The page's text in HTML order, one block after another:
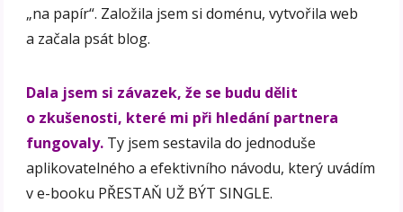
„na papír“. Založila jsem si doménu, vytvořila web
a začala psát blog.
Dala jsem si závazek, že se budu dělit
o zkušenosti, které mi při hledání partnera
fungovaly. Ty jsem sestavila do jednoduše
aplikovatelného a efektivního návodu, který uvádím
v e-booku PŘESTAŇ UŽ BÝT SINGLE.